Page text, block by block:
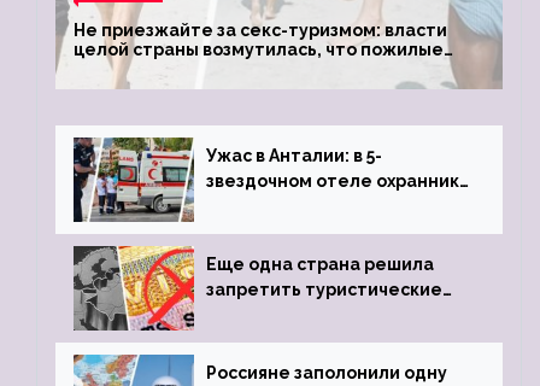
Не приезжайте за секс-туризмом: власти
целой страны возмутилась, что пожилые
туристки массово едут к ним, чтобы
обзавестись молодыми любовниками
Ужас в Анталии: в 5-
звездочном отеле охранник
пистолета
Еще одна страна решила
запретить туристические
Россияне заполонили одну